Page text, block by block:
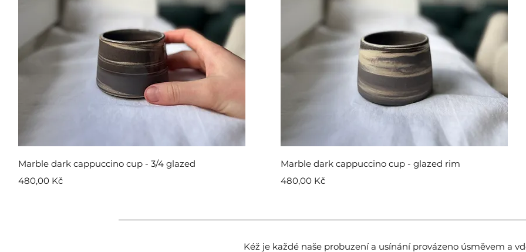
Rychlý náhled
Marble dark cappuccino cup - 3/4 glazed
Cena
480,00 Kč
Rychlý náhled
Marble dark cappuccino cup - glazed rim
Cena
480,00 Kč
Kéž je každé naše probuzení a usínání provázeno úsměvem a